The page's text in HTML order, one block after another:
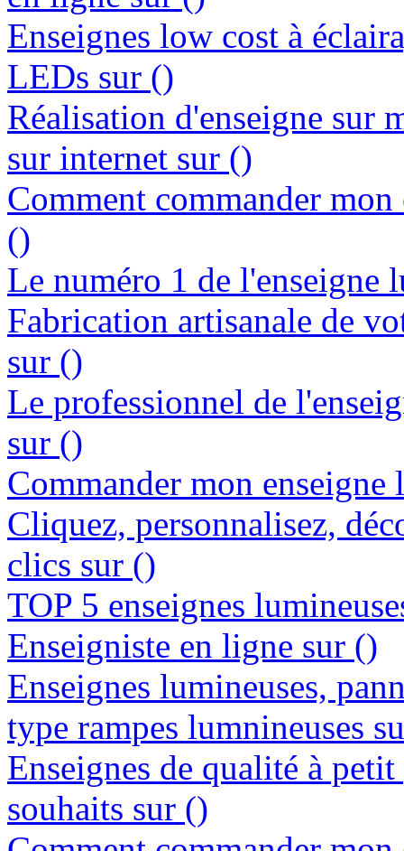
Enseignes low cost à
LEDs sur ()
Réalisation d'enseigne sur
sur internet sur ()
Comment commander
()
Le numéro 1 de l'enseigne
Fabrication artisanale de
sur ()
Le professionnel de
sur ()
Commander mon enseigne
Cliquez, personnalisez,
clics sur ()
TOP 5 enseignes
Enseigniste en ligne sur ()
Enseignes lumineuses,
type rampes lumnineuses
Enseignes de qualité à
souhaits sur ()